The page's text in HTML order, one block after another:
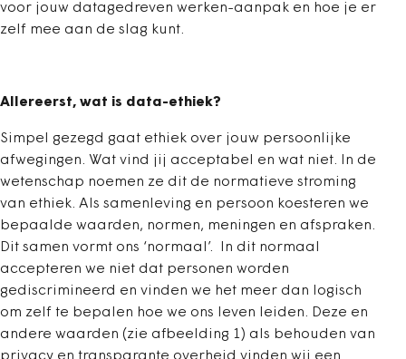
voor jouw datagedreven werken-aanpak en hoe je er
zelf mee aan de slag kunt.
Allereerst, wat is data-ethiek?
Simpel gezegd gaat ethiek over jouw persoonlijke
afwegingen. Wat vind jij acceptabel en wat niet. In de
wetenschap noemen ze dit de normatieve stroming
van ethiek. Als samenleving en persoon koesteren we
bepaalde waarden, normen, meningen en afspraken.
Dit samen vormt ons ‘normaal’. In dit normaal
accepteren we niet dat personen worden
gediscrimineerd en vinden we het meer dan logisch
om zelf te bepalen hoe we ons leven leiden. Deze en
andere waarden (zie afbeelding 1) als behouden van